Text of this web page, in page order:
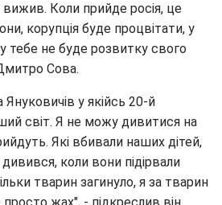
Коли прийде росія, це
корупція буде процвітати, у
тебе не буде розвитку свого
Сова.
у якійсь 20-й
світ. Я не можу дивитися на
Які вбивали наших дітей,
коли вони підірвали
тварин загинуло, я за тварин